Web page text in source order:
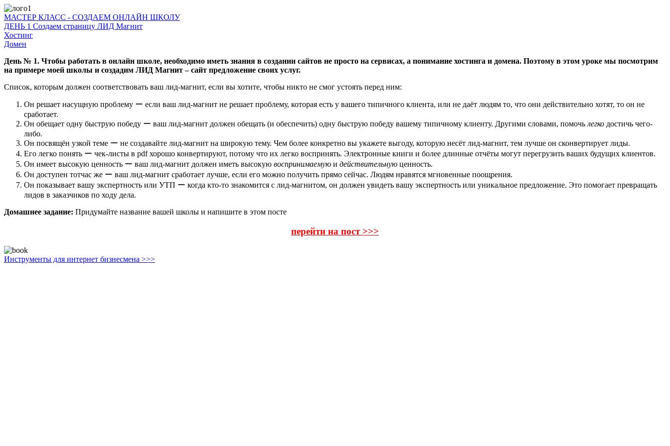
МАСТЕР КЛАСС - СОЗДАЕМ ОНЛАЙН ШКОЛУ
ДЕНЬ 1 Создаем страницу ЛИД Магнит
Хостинг
Домен
День № 1. Чтобы работать в онлайн школе, необходимо иметь знания в создании сайтов не просто на сервисах, а понимание хостинга и домена. Поэтому в этом уроке мы посмотрим
на примере моей школы и создадим ЛИД Магнит – сайт предложение своих услуг.
Список, которым должен соответствовать ваш лид-магнит, если вы хотите, чтобы никто не смог устоять перед ним:
Он решает насущную проблему ー если ваш лид-магнит не решает проблему, которая есть у вашего типичного клиента, или не даёт людям то, что они действительно хотят, то он не
сработает.
Он обещает одну быструю победу ー ваш лид-магнит должен обещать (и обеспечить) одну быструю победу вашему типичному клиенту. Другими словами, помочь легко достичь чего-
либо.
Он посвящён узкой теме ー не создавайте лид-магнит на широкую тему. Чем более конкретно вы укажете выгоду, которую несёт лид-магнит, тем лучше он сконвертирует лиды.
Его легко понять ー чек-листы в pdf хорошо конвертируют, потому что их легко воспринять. Электронные книги и более длинные отчёты могут перегрузить ваших будущих клиентов.
Он имеет высокую ценность ー ваш лид-магнит должен иметь высокую воспринимаемую и действительную ценность.
Он доступен тотчас же ー ваш лид-магнит сработает лучше, если его можно получить прямо сейчас. Людям нравятся мгновенные поощрения.
Он показывает вашу экспертность или УТП ー когда кто-то знакомится с лид-магнитом, он должен увидеть вашу экспертность или уникальное предложение. Это помогает превращать
лидов в заказчиков по ходу дела.
Домашнее задание: Придумайте название вашей школы и напишите в этом посте
перейти на пост >>>
Инструменты для интернет бизнесмена >>>